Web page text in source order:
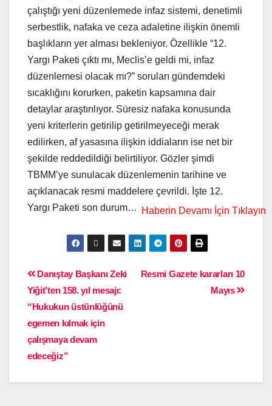
çalıştığı yeni düzenlemede infaz sistemi, denetimli
serbestlik, nafaka ve ceza adaletine ilişkin önemli
başlıkların yer alması bekleniyor. Özellikle “12.
Yargı Paketi çıktı mı, Meclis’e geldi mi, infaz
düzenlemesi olacak mı?” soruları gündemdeki
sıcaklığını korurken, paketin kapsamına dair
detaylar araştırılıyor. Süresiz nafaka konusunda
yeni kriterlerin getirilip getirilmeyeceği merak
edilirken, af yasasına ilişkin iddiaların ise net bir
şekilde reddedildiği belirtiliyor. Gözler şimdi
TBMM’ye sunulacak düzenlemenin tarihine ve
açıklanacak resmi maddelere çevrildi. İşte 12.
Yargı Paketi son durum…
Resmi Gazete kararları 10
Mayıs
Danıştay Başkanı Zeki
Yiğit’ten 158. yıl mesajı:
“Hukukun üstünlüğünü
egemen kılmak için
çalışmaya devam
edeceğiz”